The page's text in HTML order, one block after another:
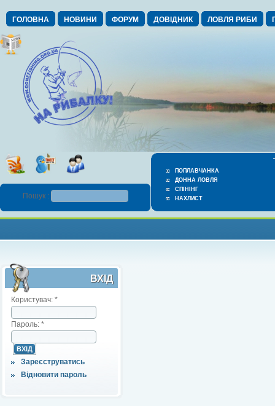
ГОЛОВНА НОВИНИ ФОРУМ ДОВІДНИК ЛОВЛЯ РИБИ
ПОПЛАВЧАНКА
ДОННА ЛОВЛЯ
СПІНІНГ
НАХЛИСТ
Пошук :
ВХІД
Користувач: *
Пароль: *
Зареєструватись
Відновити пароль